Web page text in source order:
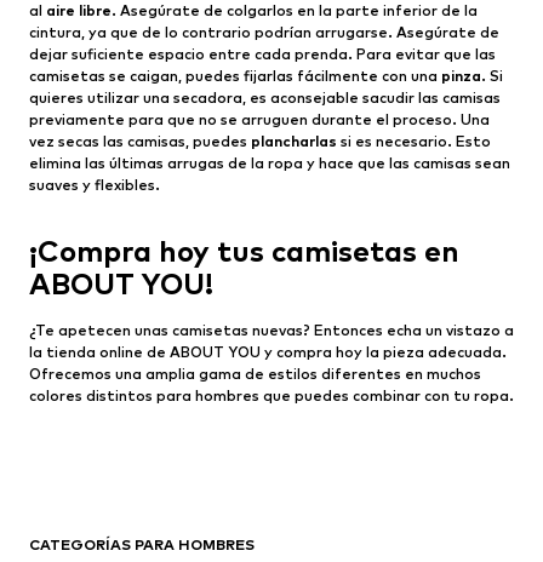
CATEGORÍAS PARA HOMBRES
al aire libre. Asegúrate de colgarlos en la parte inferior de la
cintura, ya que de lo contrario podrían arrugarse. Asegúrate de
dejar suficiente espacio entre cada prenda. Para evitar que las
camisetas se caigan, puedes fijarlas fácilmente con una pinza. Si
quieres utilizar una secadora, es aconsejable sacudir las camisas
previamente para que no se arruguen durante el proceso. Una
vez secas las camisas, puedes plancharlas si es necesario. Esto
elimina las últimas arrugas de la ropa y hace que las camisas sean
suaves y flexibles.
¡Compra hoy tus camisetas en
ABOUT YOU!
¿Te apetecen unas camisetas nuevas? Entonces echa un vistazo a
la tienda online de ABOUT YOU y compra hoy la pieza adecuada.
Ofrecemos una amplia gama de estilos diferentes en muchos
colores distintos para hombres que puedes combinar con tu ropa.